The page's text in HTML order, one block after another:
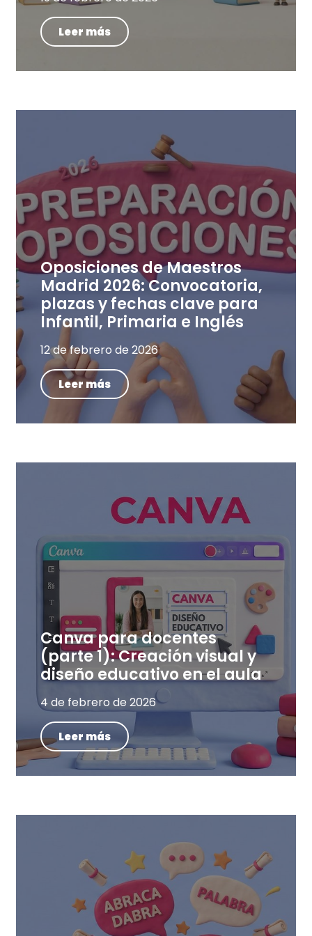
Leer más
Oposiciones de Maestros
Madrid 2026: Convocatoria,
plazas y fechas clave para
Infantil, Primaria e Inglés
12 de febrero de 2026
Leer más
Canva para docentes
(parte 1): Creación visual y
diseño educativo en el aula
4 de febrero de 2026
Leer más